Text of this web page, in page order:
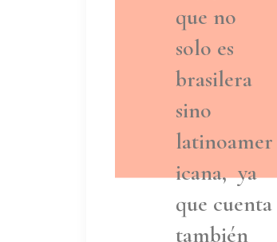
que no
solo es
brasilera
sino
latinoamer
icana, ya
que cuenta
también